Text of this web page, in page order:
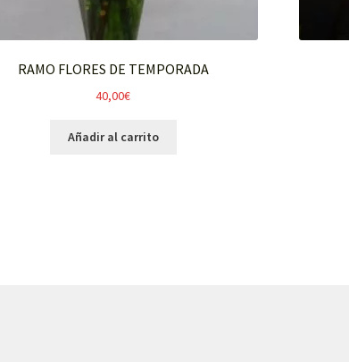
RAMO FLORES DE TEMPORADA
40,00€
Añadir al carrito